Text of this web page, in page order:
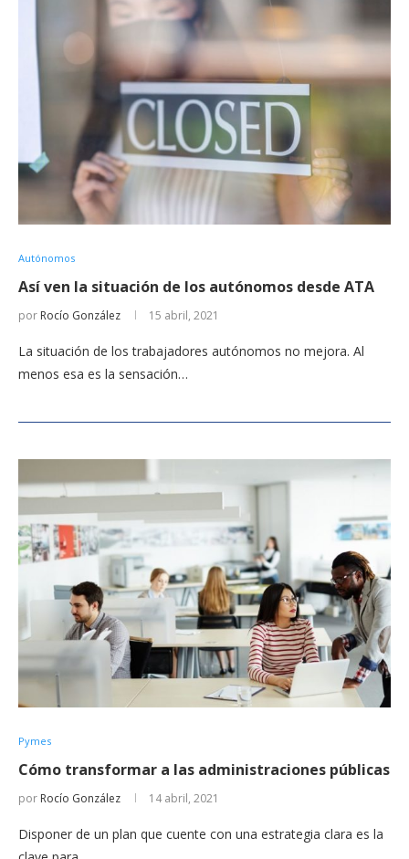
Autónomos
Así ven la situación de los autónomos desde ATA
por Rocío González 15 abril, 2021
La situación de los trabajadores autónomos no mejora. Al
menos esa es la sensación…
Pymes
Cómo transformar a las administraciones públicas
por Rocío González 14 abril, 2021
Disponer de un plan que cuente con una estrategia clara es la